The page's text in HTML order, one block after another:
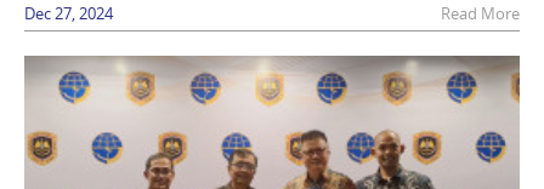
Dec 27, 2024 Read More